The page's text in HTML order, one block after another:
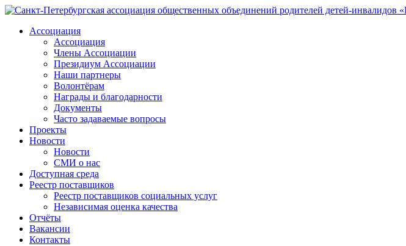
Ассоциация
Ассоциация
Члены Ассоциации
Президиум Ассоциации
Наши партнеры
Волонтёрам
Награды и благодарности
Документы
Часто задаваемые вопросы
Проекты
Новости
Новости
СМИ о нас
Доступная среда
Реестр поставщиков
Реестр поставщиков социальных услуг
Независимая оценка качества
Отчёты
Вакансии
Контакты